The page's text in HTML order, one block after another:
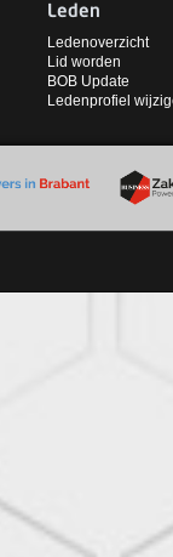
Leden
Ledenoverzicht
Lid worden
BOB Update
Ledenprofiel